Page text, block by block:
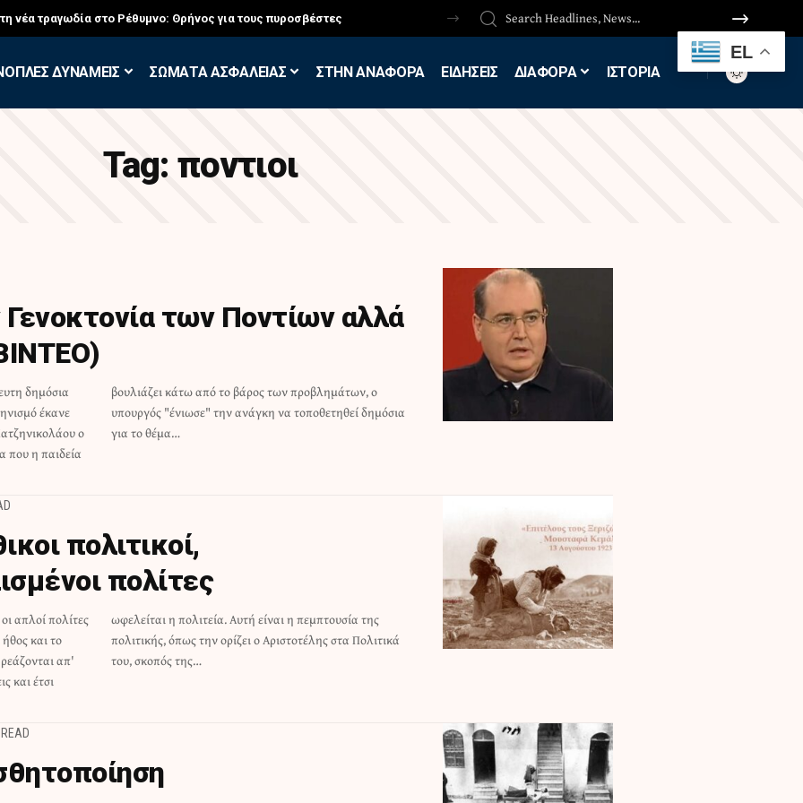
νέα τραγωδία στο Ρέθυμνο: Θρήνος για τους πυροσβέστες
ΔΥΝΑΜΕΙΣ ΣΩΜΑΤΑ ΑΣΦΑΛΕΙΑΣ ΣΤΗΝ ΑΝΑΦΟΡΑ ΕΙΔΗΣΕΙΣ ΔΙΑΦΟΡΑ ΙΣΤΟΡΙΑ
Tag: ποντιοι
των Ποντίων αλλά
δημόσια
έκανε
ο
που η παιδεία
ο
δημόσια
για το θέμα…
πολιτικοί,
πολίτες
απλοί πολίτες
και το
απ'
και έτσι
της
Πολιτικά
του, σκοπός της…
EL